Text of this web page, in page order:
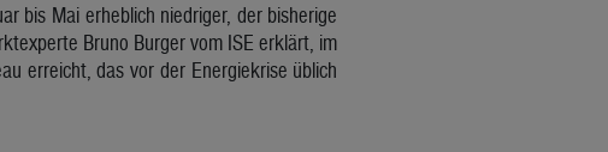
bis Mai erheblich niedriger, der bisherige
Bruno Burger vom ISE erklärt, im
erreicht, das vor der Energiekrise üblich